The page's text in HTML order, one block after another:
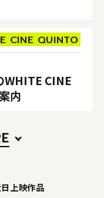
CINE QUINTO
WHITE CINE
内
上映作品